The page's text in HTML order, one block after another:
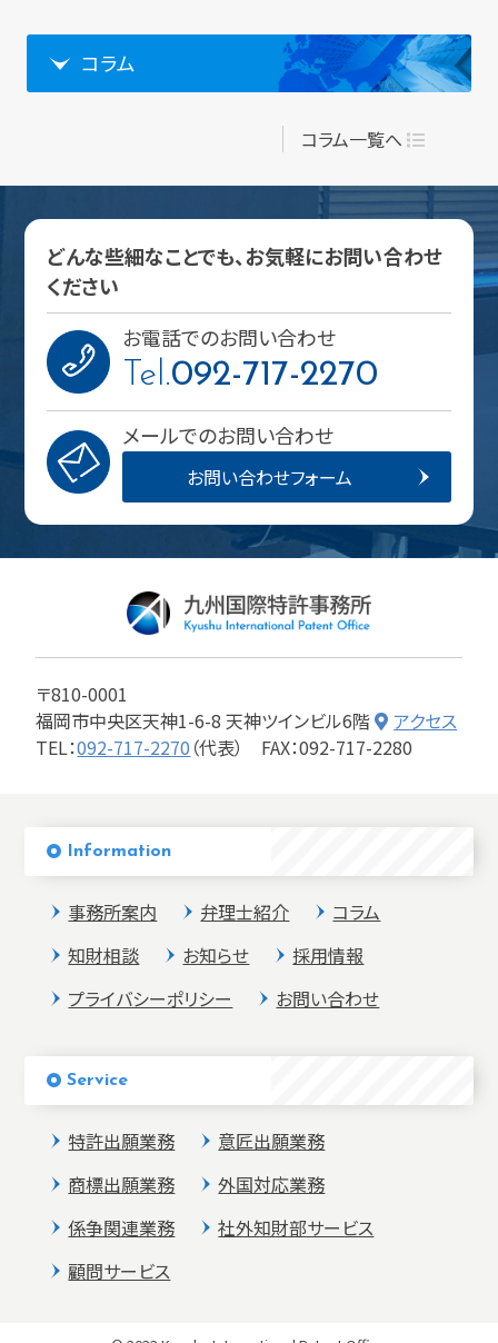
コラム
コラム一覧へ
どんな些細なことでも、お気軽にお問い合わせ
ください
お電話でのお問い合わせ
Tel.092-717-2270
メールでのお問い合わせ
お問い合わせフォーム
〒810-0001
福岡市中央区天神1-6-8 天神ツインビル6階
アクセス
TEL：092-717-2270 （代表） FAX：092-717-2280
Information
事務所案内 弁理士紹介
コラム
知財相談
お知らせ
採用情報
プライバシーポリシー
お問い合わせ
Service
特許出願業務
意匠出願業務
商標出願業務
外国対応業務
係争関連業務
社外知財部サービス
顧問サービス